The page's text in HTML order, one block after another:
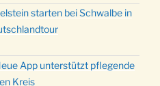
starten bei Schwalbe in
App unterstützt pflegende
Kreis